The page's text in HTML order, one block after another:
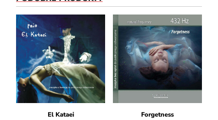
El Kataei Forgetness